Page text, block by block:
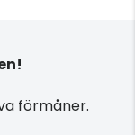
förmåner.